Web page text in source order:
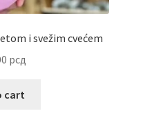
i svežim cvećem
рсд
cart